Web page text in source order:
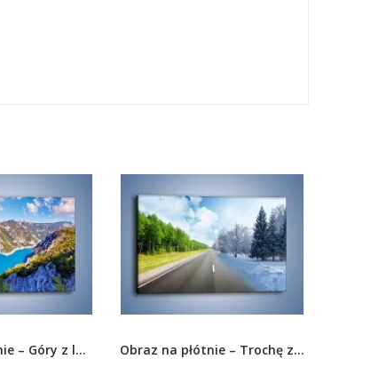
Obraz na płótnie – Trochę zimy trochę lata –... Obraz na płótnie – Szary most do nieba –...